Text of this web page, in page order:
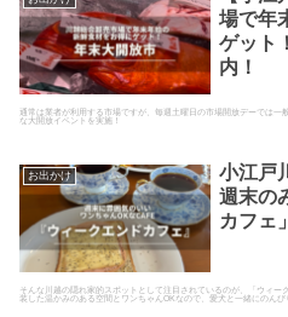
場で年
ゲット
内！
通常は業者が利用する市場ですが、毎週土曜日の市場開放デーでは
な大開放イベントを実施！
お出かけ
小江戸
週末の
カフェ
そんな川越の隠れ家的スポットとして注目されているのが、「ウィ
装した温かみのある空間とワンちゃんOKなので、愛犬と一緒にのん